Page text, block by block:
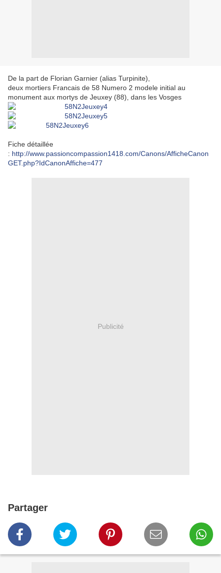
De la part de Florian Garnier (alias Turpinite),
deux mortiers Francais de 58 Numero 2 modele initial au
monument aux mortys de Jeuxey (88), dans les Vosges
Fiche détaillée
: http://www.passioncompassion1418.com/Canons/AfficheCanon
GET.php?IdCanonAffiche=477
Publicité
Partager